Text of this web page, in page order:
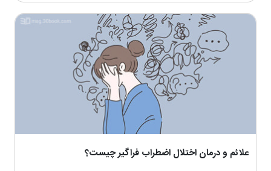
علائم و درمان اختلال اضطراب فراگیر چیست؟